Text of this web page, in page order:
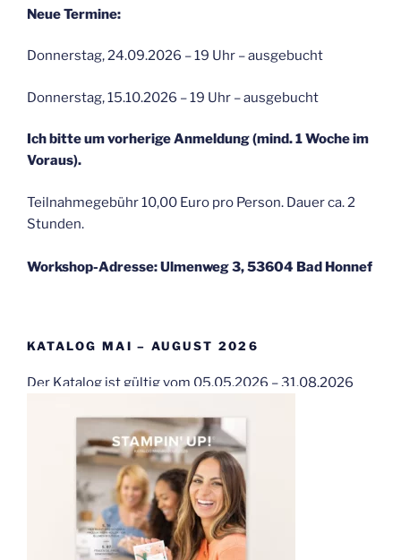
Neue Termine:
Donnerstag, 24.09.2026 – 19 Uhr – ausgebucht
Donnerstag, 15.10.2026 – 19 Uhr – ausgebucht
Ich bitte um vorherige Anmeldung (mind. 1 Woche im
Voraus).
Teilnahmegebühr 10,00 Euro pro Person. Dauer ca. 2
Stunden.
Workshop-Adresse: Ulmenweg 3, 53604 Bad Honnef
KATALOG MAI – AUGUST 2026
Der Katalog ist gültig vom 05.05.2026 – 31.08.2026